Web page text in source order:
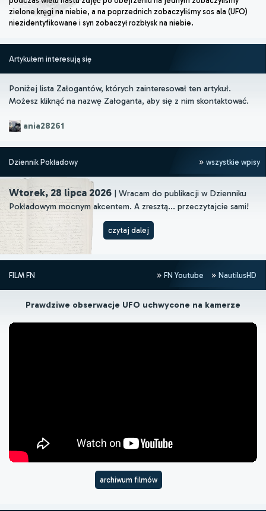
zielone kręgi na niebie, a na poprzednich zobaczyliśmy sos ala (UFO)
niezidentyfikowane i syn zobaczył rozbłysk na niebie.
Artykułem interesują się
Poniżej lista Załogantów, których zainteresował ten artykuł.
Możesz kliknąć na nazwę Załoganta, aby się z nim skontaktować.
ania28261
Dziennik Pokładowy wszystkie wpisy
Wtorek, 28 lipca 2026 | Wracam do publikacji w Dzienniku
Pokładowym mocnym akcentem. A zresztą... przeczytajcie sami!
czytaj dalej
FILM FN FN Youtube NautilusHD
Prawdziwe obserwacje UFO uchwycone na kamerze
archiwum filmów